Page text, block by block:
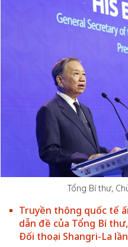
Tổng Bí thư,
Truyền thông quốc tế
dẫn đề của Tổng Bí
Đối thoại Shangri-La